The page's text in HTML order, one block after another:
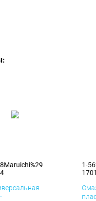
1-